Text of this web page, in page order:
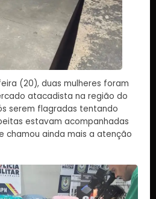
(20), duas mulheres foram
atacadista na região do
serem flagradas tentando
estavam acompanhadas
chamou ainda mais a atenção